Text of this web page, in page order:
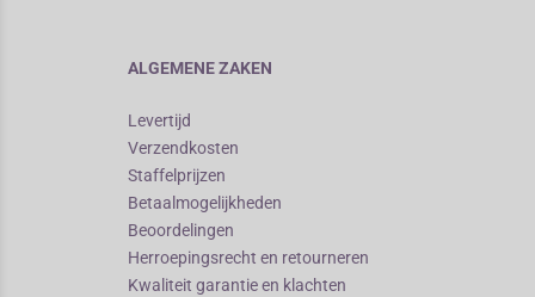
ALGEMENE ZAKEN
Levertijd
Verzendkosten
Staffelprijzen
Betaalmogelijkheden
Beoordelingen
Herroepingsrecht en retourneren
Kwaliteit garantie en klachten